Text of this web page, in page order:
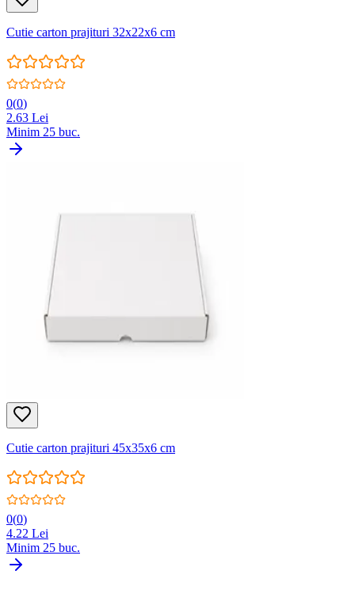
Cutie carton prajituri 32x22x6 cm
0(0)
2.63 Lei
Minim 25 buc.
Cutie carton prajituri 45x35x6 cm
0(0)
4.22 Lei
Minim 25 buc.